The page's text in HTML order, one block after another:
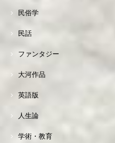
民俗学
民話
ファンタジー
大河作品
英語版
人生論
学術・教育